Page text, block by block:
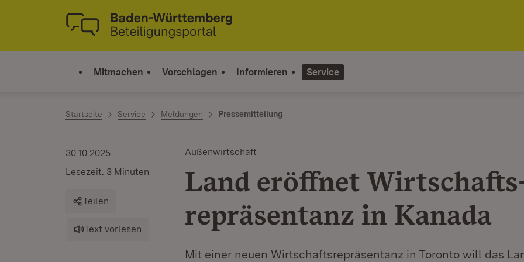
Zum Inhalt springen
Link zur Startseite
Mitmachen Vorschlagen Informieren Service
Startseite Service Meldungen Pressemitteilung
Außenwirtschaft
Land eröffnet
repräsentanz in Kanada
Mit einer neuen Wirtschaftsrepräsentanz in Toronto will das
30.10.2025
Lesezeit: 3 Minuten
Teilen
Text vorlesen